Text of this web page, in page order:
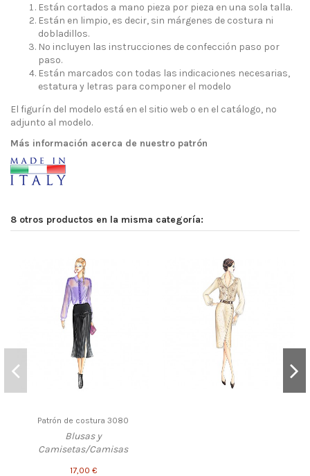
Están cortados a mano pieza por pieza en una sola talla.
Están en limpio, es decir, sin márgenes de costura ni
dobladillos.
No incluyen las instrucciones de confección paso por
paso.
Están marcados con todas las indicaciones necesarias,
estatura y letras para componer el modelo
El figurín del modelo está en el sitio web o en el catálogo, no
adjunto al modelo.
Más información acerca de nuestro patrón
8 otros productos en la misma categoría:
Patrón de costura 3080
Blusas y
Camisetas/Camisas
17,00 €